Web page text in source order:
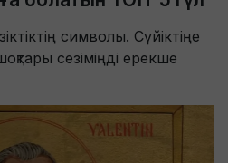
символы. Сүйіктіңе
сезіміңді ерекше